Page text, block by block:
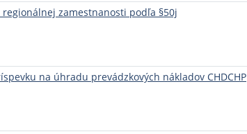
zamestnanosti podľa §50j
na úhradu prevádzkových nákladov CHDCHP